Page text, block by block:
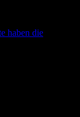
haben die